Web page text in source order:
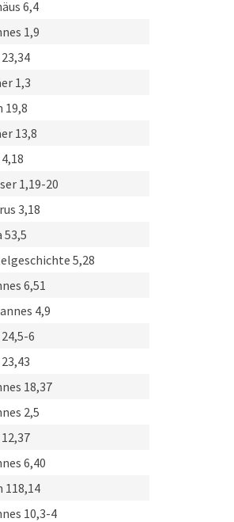
6,4
1,9
1,3
19,8
13,8
1,19-20
3,18
53,5
5,28
6,51
4,9
6
18,37
2,5
6,40
118,14
10,3-4